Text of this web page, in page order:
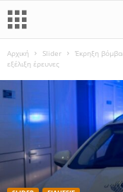
Αρχική Slider
Έκρηξη
εξέλιξη έρευνες